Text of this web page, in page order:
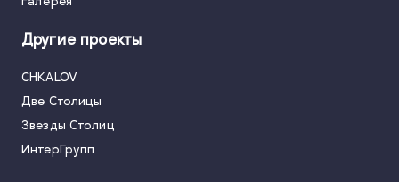
Другие проекты
CHKALOV
Две Столицы
Звезды Столиц
ИнтерГрупп